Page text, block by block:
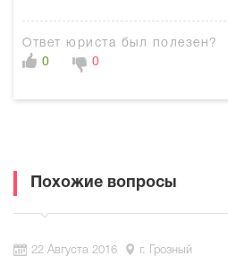
Ответ юриста был полезен?
0
0
Похожие вопросы
22 Августа 2016 г. Грозный